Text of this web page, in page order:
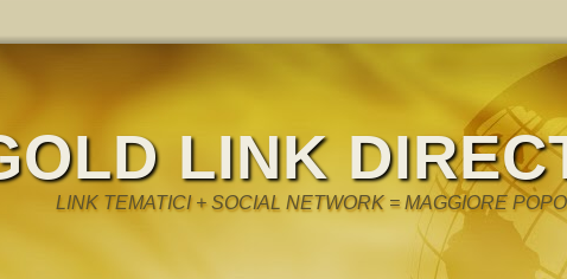
LINK
LINK TEMATICI + SOCIAL NETWORK = MAGGIORE